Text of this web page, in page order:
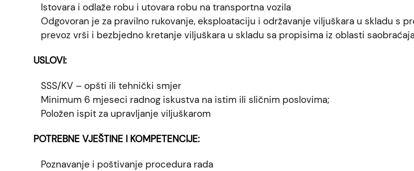
Istovara i odlaže robu i utovara robu na transportna vozila
Odgovoran je za pravilno rukovanje, eksploataciju i održavanje viljuškara u skladu s
prevoz vrši i bezbjedno kretanje viljuškara u skladu sa propisima iz oblasti
USLOVI:
SSS/KV – opšti ili tehnički smjer
Minimum 6 mjeseci radnog iskustva na istim ili sličnim poslovima;
Položen ispit za upravljanje viljuškarom
POTREBNE VJEŠTINE I KOMPETENCIJE:
Poznavanje i poštivanje procedura rada